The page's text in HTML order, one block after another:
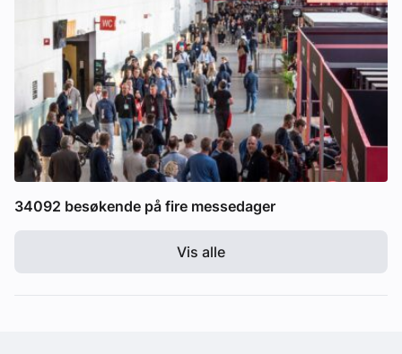
34092 besøkende på fire messedager
Vis alle